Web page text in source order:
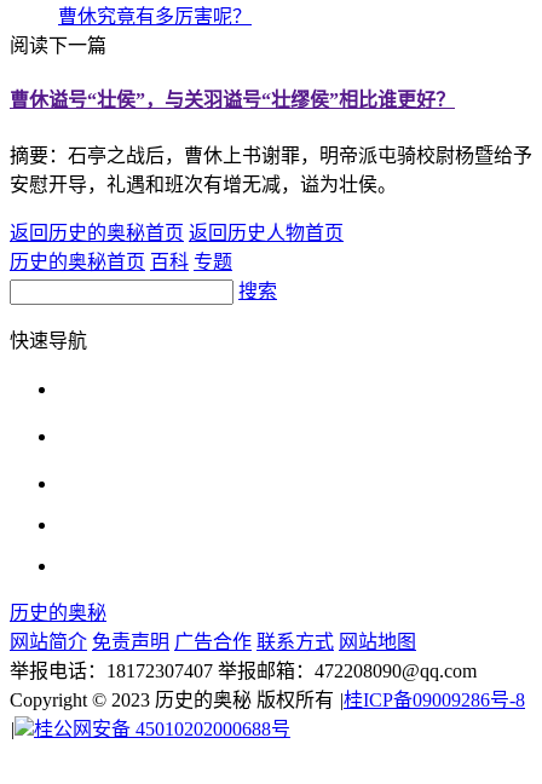
曹休究竟有多厉害呢？
阅读下一篇
曹休谥号“壮侯”，与关羽谥号“壮缪侯”相比谁更好？
摘要：石亭之战后，曹休上书谢罪，明帝派屯骑校尉杨暨给予
安慰开导，礼遇和班次有增无减，谥为壮侯。
返回历史的奥秘首页 返回历史人物首页
历史的奥秘首页 百科 专题
搜索
快速导航
历史的奥秘
网站简介 免责声明 广告合作 联系方式 网站地图
举报电话：18172307407 举报邮箱：472208090@qq.com
Copyright © 2023 历史的奥秘 版权所有 桂ICP备09009286号-8
桂公网安备 45010202000688号